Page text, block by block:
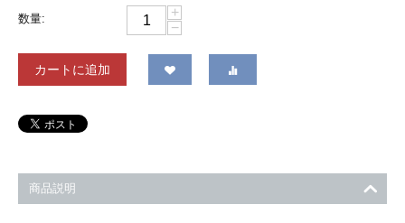
数量:
+
−
カートに追加
商品説明